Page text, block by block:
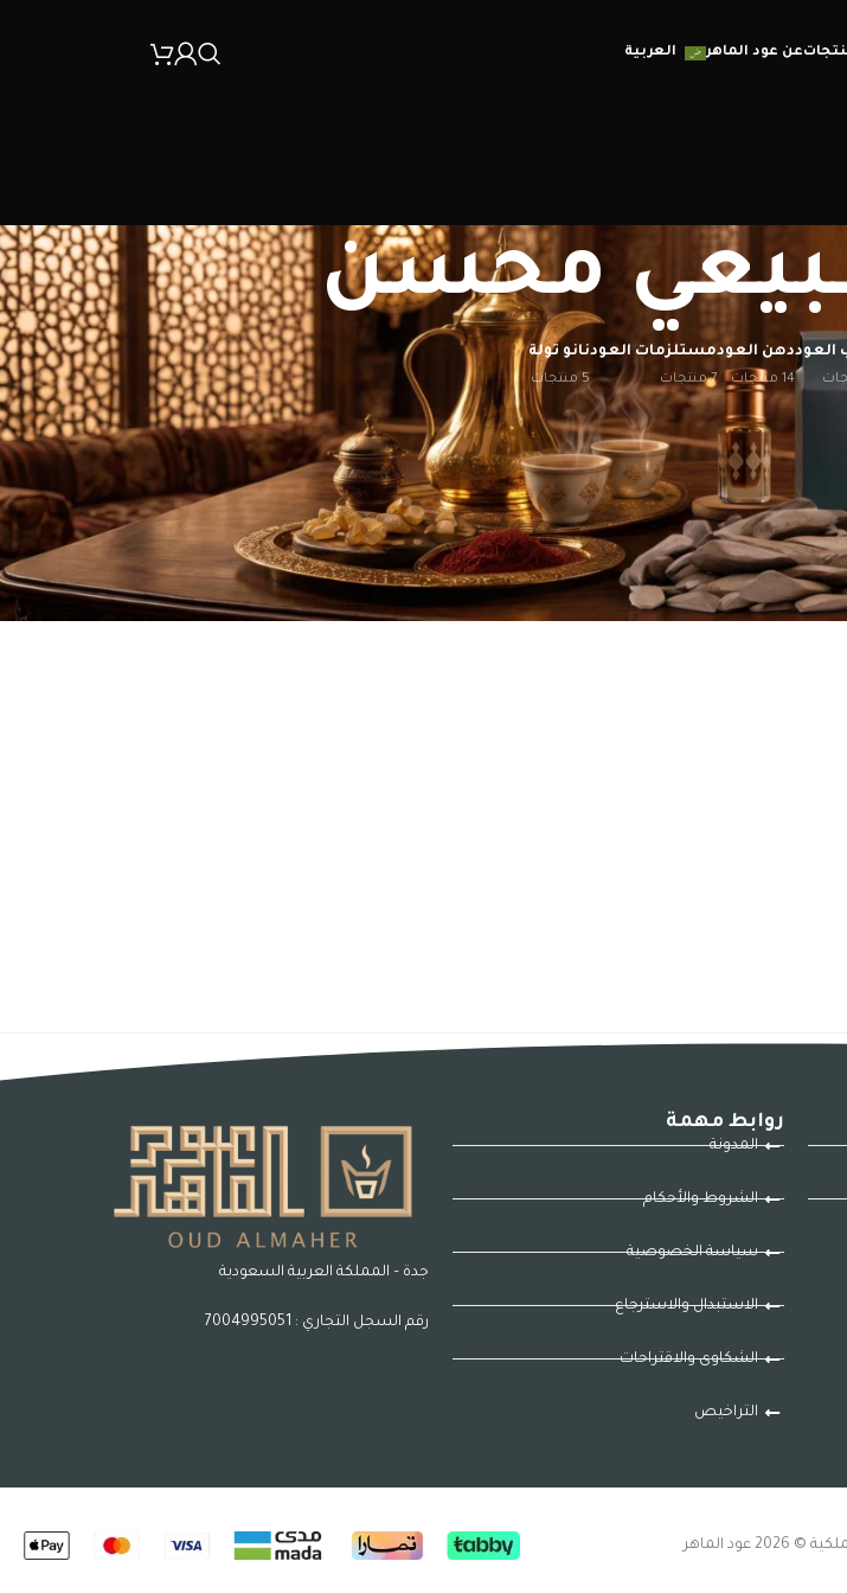
عن عود الماهر العربية
محسن
دهن العود
14 منتجات
مستلزمات العود
7 منتجات
نانو تولة
5 منتجات
إظهار 12
20
30
روابط مهمة
المدونة
الشروط والأحكام
سياسة الخصوصية
الاستبدال والاسترجاع
الشكاوى والاقتراحات
التراخيص
جدة – المملكة العربية السعودية
رقم السجل التجاري : 7004995051
عود الماهر